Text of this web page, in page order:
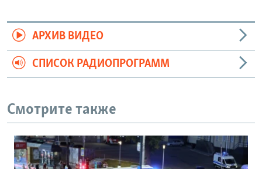
АРХИВ ВИДЕО
СПИСОК РАДИОПРОГРАММ
Смотрите также